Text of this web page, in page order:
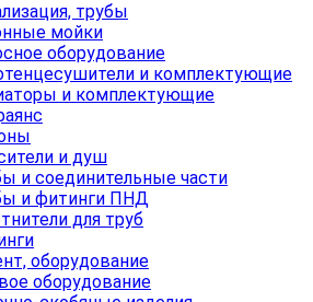
трубы
мойки
оборудование
и комплектующие
и комплектующие
и душ
и соединительные части
и фитинги ПНД
для труб
оборудование
оборудование